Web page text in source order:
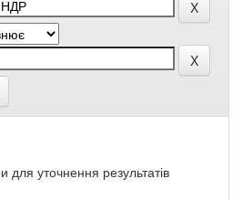
для уточнення результатів